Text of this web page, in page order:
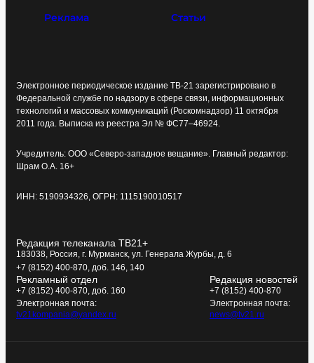
Реклама Статьи
Электронное периодическое издание ТВ-21 зарегистрировано в
Федеральной службе по надзору в сфере связи, информационных
технологий и массовых коммуникаций (Роскомнадзор) 11 октября
2011 года. Выписка из реестра Эл № ФС77–46924.
Учредитель: ООО «Северо-западное вещание». Главный редактор:
Шрам О.А. 16+
ИНН: 5190934326, ОГРН: 1115190010517
Редакция телеканала ТВ21+
183038, Россия, г. Мурманск, ул. Генерала Журбы, д. 6
+7 (8152) 400-870, доб. 146, 140
Рекламный отдел
+7 (8152) 400-870, доб. 160
Электронная почта:
tv21kompania@yandex.ru
Редакция новостей
+7 (8152) 400-870
Электронная почта:
news@tv21.ru